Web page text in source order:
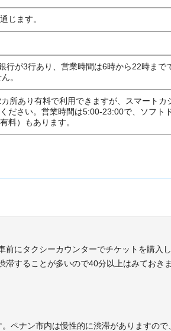
じます。
行が3行あり、営業時間は6時から22時まで
。
所あり有料で利用できますが、スマートカ
ださい。営業時間は5:00-23:00で、ソフト
料）もあります。
前にタクシーカウンターでチケットを購入
滞することが多いので40分以上はみておき
ペナン市内は慢性的に渋滞がありますので